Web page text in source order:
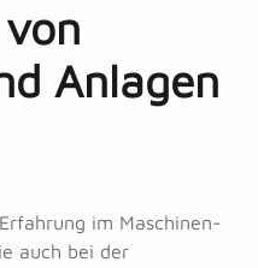
Anlagen
im Maschinen-
auch bei der